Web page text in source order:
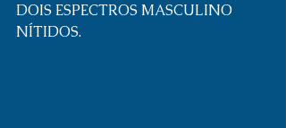
DOIS ESPECTROS MASCULINO
NÍTIDOS.